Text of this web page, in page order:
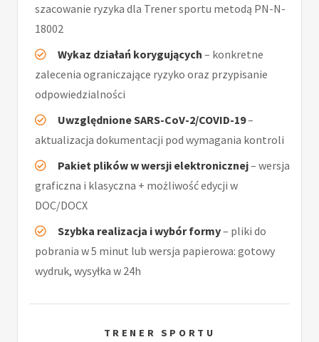
szacowanie ryzyka dla Trener sportu metodą PN-N-
18002
Wykaz działań korygujących – konkretne
zalecenia ograniczające ryzyko oraz przypisanie
odpowiedzialności
Uwzględnione SARS-CoV-2/COVID-19–
aktualizacja dokumentacji pod wymagania kontroli
Pakiet plików w wersji elektronicznej– wersja
graficzna i klasyczna + możliwość edycji w
DOC/DOCX
Szybka realizacja i wybór formy– pliki do
pobrania w 5 minut lub wersja papierowa: gotowy
wydruk, wysyłka w 24h
TRENER SPORTU